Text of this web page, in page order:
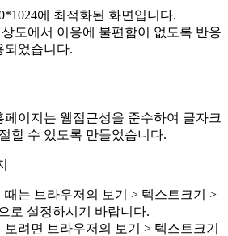
에 최적화된 화면입니다.
도에서 이용에 불편함이 없도록 반응
되었습니다.
이지는 웹접근성을 준수하여 글자크
할 수 있도록 만들었습니다.
때는 브라우저의 보기 > 텍스트크기 >
로 설정하시기 바랍니다.
려면 브라우저의 보기 > 텍스트크기